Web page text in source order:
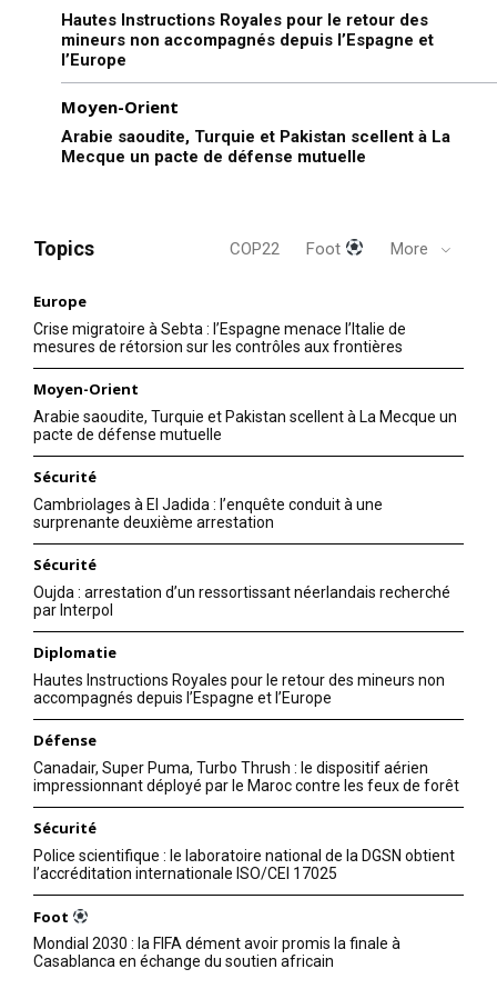
Rabat-Moscou : du « corridor
vert » au « corridor de
entretiens au Maroc avec le
Abdelilah Benkirane et le
ministre du Commerce et de
l’Industrie, Moulay Hafid
Elalamy, c’est à la télévision
le vice-ministre russe de
l'industrie et du commerce,
Victor Evtuhov…
6 April 2016
In "Éditorial"
casablancais
29 October 2025
In "Sécurité"
Un autre plafond de verre
brisé : Hammouchi hisse le
Maroc parmi les grands de la
sécurité internationale
8 November 2024
Hautes Instructions Royales pour le retour des
mineurs non accompagnés depuis l’Espagne et
l’Europe
Moyen-Orient
Arabie saoudite, Turquie et Pakistan scellent à La
Mecque un pacte de défense mutuelle
Topics COP22 Foot More
Europe
Crise migratoire à Sebta : l’Espagne menace l’Italie de
mesures de rétorsion sur les contrôles aux frontières
Moyen-Orient
Arabie saoudite, Turquie et Pakistan scellent à La Mecque un
pacte de défense mutuelle
Sécurité
Cambriolages à El Jadida : l’enquête conduit à une
surprenante deuxième arrestation
Sécurité
Oujda : arrestation d’un ressortissant néerlandais recherché
par Interpol
Diplomatie
Hautes Instructions Royales pour le retour des mineurs non
accompagnés depuis l’Espagne et l’Europe
Défense
Canadair, Super Puma, Turbo Thrush : le dispositif aérien
impressionnant déployé par le Maroc contre les feux de forêt
Sécurité
Police scientifique : le laboratoire national de la DGSN obtient
l’accréditation internationale ISO/CEI 17025
Foot
Mondial 2030 : la FIFA dément avoir promis la finale à
Casablanca en échange du soutien africain